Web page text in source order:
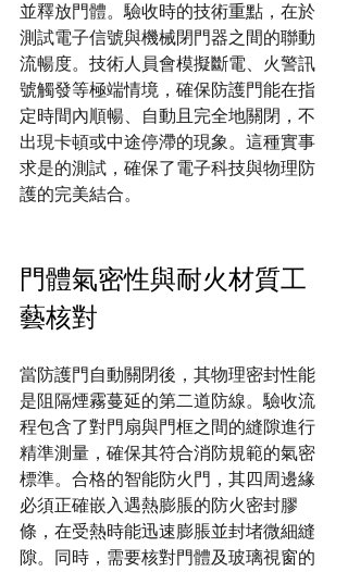
並釋放門體。驗收時的技術重點，在於
測試電子信號與機械閉門器之間的聯動
流暢度。技術人員會模擬斷電、火警訊
號觸發等極端情境，確保防護門能在指
定時間內順暢、自動且完全地關閉，不
出現卡頓或中途停滯的現象。這種實事
求是的測試，確保了電子科技與物理防
護的完美結合。
門體氣密性與耐火材質工
藝核對
當防護門自動關閉後，其物理密封性能
是阻隔煙霧蔓延的第二道防線。驗收流
程包含了對門扇與門框之間的縫隙進行
精準測量，確保其符合消防規範的氣密
標準。合格的智能防火門，其四周邊緣
必須正確嵌入遇熱膨脹的防火密封膠
條，在受熱時能迅速膨脹並封堵微細縫
隙。同時，需要核對門體及玻璃視窗的